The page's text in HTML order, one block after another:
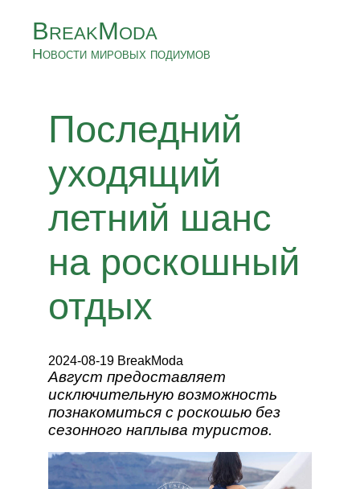
BreakModa
Новости мировых подиумов
Последний
уходящий
летний шанс
на роскошный
отдых
2024-08-19 BreakModa
Август предоставляет
исключительную возможность
познакомиться с роскошью без
сезонного наплыва туристов.